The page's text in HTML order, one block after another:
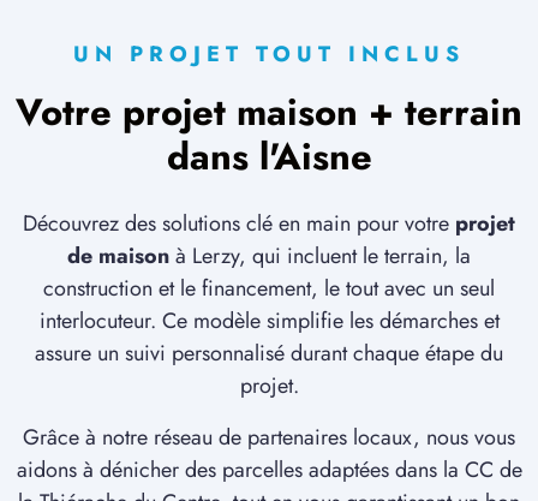
UN PROJET TOUT INCLUS
Votre projet maison + terrain
dans l'Aisne
Découvrez des solutions clé en main pour votre projet
de maisonà Lerzy, qui incluent le terrain, la
construction et le financement, le tout avec un seul
interlocuteur. Ce modèle simplifie les démarches et
assure un suivi personnalisé durant chaque étape du
projet.
Grâce à notre réseau de partenaires locaux, nous vous
aidons à dénicher des parcelles adaptées dans la CC de